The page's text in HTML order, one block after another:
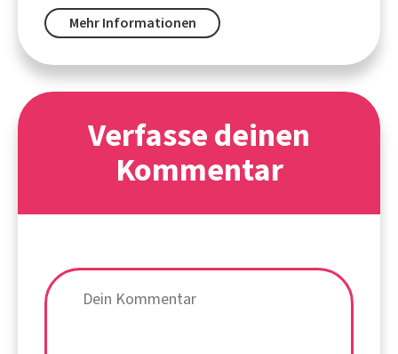
Mehr Informationen
Verfasse deinen
Kommentar